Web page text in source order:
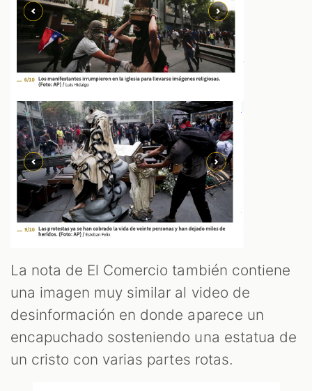
La nota de El Comercio también contiene
una imagen muy similar al video de
desinformación en donde aparece un
encapuchado sosteniendo una estatua de
un cristo con varias partes rotas.